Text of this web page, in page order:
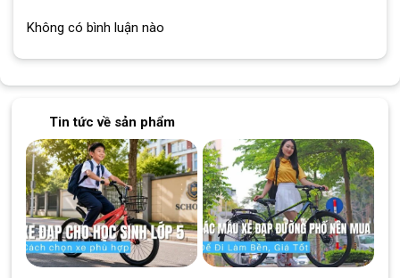
Không có bình luận nào
Tin tức về sản phẩm